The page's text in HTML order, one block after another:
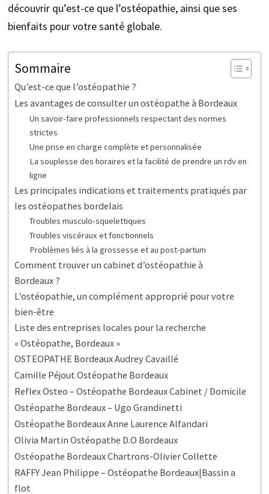
découvrir qu’est-ce que l’ostéopathie, ainsi que ses
bienfaits pour votre santé globale.
Sommaire
Qu’est-ce que l’ostéopathie ?
Les avantages de consulter un ostéopathe à Bordeaux
Un savoir-faire professionnels respectant des normes
strictes
Une prise en charge complète et personnalisée
La souplesse des horaires et la facilité de prendre un rdv en
ligne
Les principales indications et traitements pratiqués par
les ostéopathes bordelais
Troubles musculo-squelettiques
Troubles viscéraux et fonctionnels
Problèmes liés à la grossesse et au post-partum
Comment trouver un cabinet d’ostéopathie à
Bordeaux ?
L’ostéopathie, un complément approprié pour votre
bien-être
Liste des entreprises locales pour la recherche
« Ostéopathe, Bordeaux »
OSTEOPATHE Bordeaux Audrey Cavaillé
Camille Péjout Ostéopathe Bordeaux
Reflex Osteo – Ostéopathe Bordeaux Cabinet / Domicile
Ostéopathe Bordeaux – Ugo Grandinetti
Ostéopathe Bordeaux Anne Laurence Alfandari
Olivia Martin Ostéopathe D.O Bordeaux
Ostéopathe Bordeaux Chartrons-Olivier Collette
RAFFY Jean Philippe – Ostéopathe Bordeaux|Bassin a
flot